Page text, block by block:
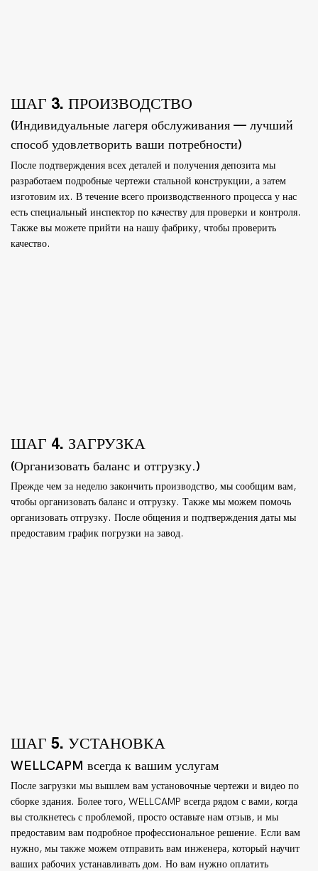
ШАГ 3. ПРОИЗВОДСТВО
(Индивидуальные лагеря обслуживания — лучший
способ удовлетворить ваши потребности)
После подтверждения всех деталей и получения депозита мы
разработаем подробные чертежи стальной конструкции, а затем
изготовим их. В течение всего производственного процесса у нас
есть специальный инспектор по качеству для проверки и контроля.
Также вы можете прийти на нашу фабрику, чтобы проверить
качество.
ШАГ 4. ЗАГРУЗКА
(Организовать баланс и отгрузку.)
Прежде чем за неделю закончить производство, мы сообщим вам,
чтобы организовать баланс и отгрузку. Также мы можем помочь
организовать отгрузку. После общения и подтверждения даты мы
предоставим график погрузки на завод.
ШАГ 5. УСТАНОВКА
WELLCAPM всегда к вашим услугам
После загрузки мы вышлем вам установочные чертежи и видео по
сборке здания. Более того, WELLCAMP всегда рядом с вами, когда
вы столкнетесь с проблемой, просто оставьте нам отзыв, и мы
предоставим вам подробное профессиональное решение. Если вам
нужно, мы также можем отправить вам инженера, который научит
ваших рабочих устанавливать дом. Но вам нужно оплатить